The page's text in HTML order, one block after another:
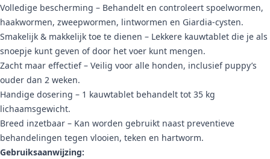
Volledige bescherming – Behandelt en controleert spoelwormen,
haakwormen, zweepwormen, lintwormen en Giardia-cysten.
Smakelijk & makkelijk toe te dienen – Lekkere kauwtablet die je als
snoepje kunt geven of door het voer kunt mengen.
Zacht maar effectief – Veilig voor alle honden, inclusief puppy’s
ouder dan 2 weken.
Handige dosering – 1 kauwtablet behandelt tot 35 kg
lichaamsgewicht.
Breed inzetbaar – Kan worden gebruikt naast preventieve
behandelingen tegen vlooien, teken en hartworm.
Gebruiksaanwijzing: